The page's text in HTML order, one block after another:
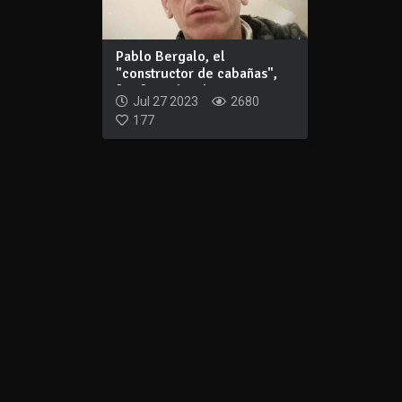
Pablo Bergalo, el
"constructor de cabañas",
fue formalizado...
Jul 27 2023
2680
177